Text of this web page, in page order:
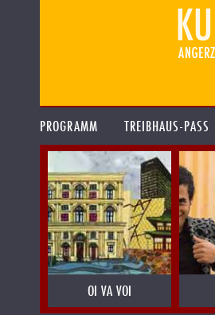
PROGRAMM TREIBHAUS-PASS
OI VA VOI